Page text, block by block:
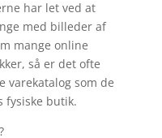
har let ved at
med billeder af
mange online
så er det ofte
varekatalog som de
fysiske butik.